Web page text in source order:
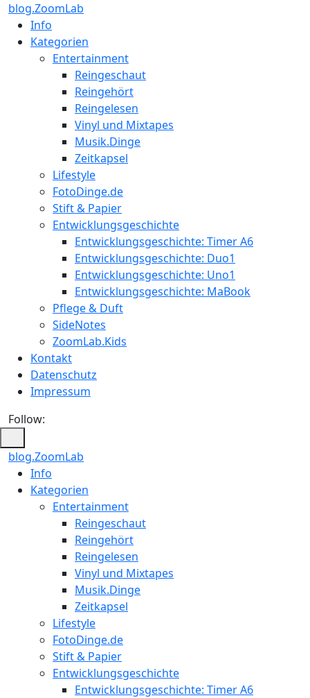
blog.ZoomLab
Info
Kategorien
Entertainment
Reingeschaut
Reingehört
Reingelesen
Vinyl und Mixtapes
Musik.Dinge
Zeitkapsel
Lifestyle
FotoDinge.de
Stift & Papier
Entwicklungsgeschichte
Entwicklungsgeschichte: Timer A6
Entwicklungsgeschichte: Duo1
Entwicklungsgeschichte: Uno1
Entwicklungsgeschichte: MaBook
Pflege & Duft
SideNotes
ZoomLab.Kids
Kontakt
Datenschutz
Impressum
Follow:
blog.ZoomLab
ZoomLab
//
Info
Kategorien
Entertainment
Reingeschaut
Reingehört
Reingelesen
Vinyl und Mixtapes
Musik.Dinge
Zeitkapsel
Lifestyle
FotoDinge.de
Stift & Papier
Entwicklungsgeschichte
Entwicklungsgeschichte: Timer A6